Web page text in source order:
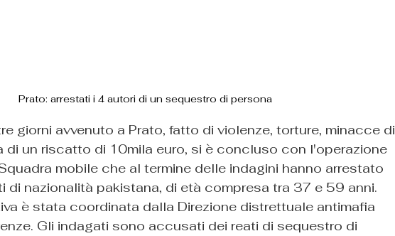
Prato: arrestati i 4 autori di un sequestro di persona
giorni avvenuto a Prato, fatto di violenze, torture, minacce di
di un riscatto di 10mila euro, si è concluso con l'operazione
mobile che al termine delle indagini hanno arrestato
di nazionalità pakistana, di età compresa tra 37 e 59 anni.
è stata coordinata dalla Direzione distrettuale antimafia
Gli indagati sono accusati dei reati di sequestro di